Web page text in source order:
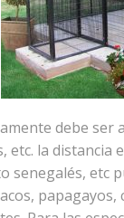
debe ser
etc. la distancia
etc